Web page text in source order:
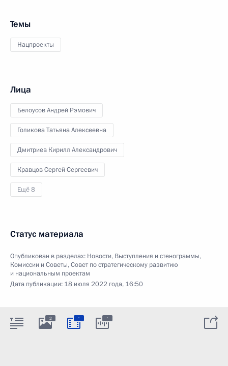
Темы
Нацпроекты
Лица
Белоусов Андрей Рэмович
Голикова Татьяна Алексеевна
Дмитриев Кирилл Александрович
Кравцов Сергей Сергеевич
Ещё 8
Статус материала
Опубликован в разделах: Новости, Выступления и стенограммы,
Комиссии и Советы,Совет по стратегическому развитию
и национальным проектам
Дата публикации: 18 июля 2022 года, 16:50
2 : :